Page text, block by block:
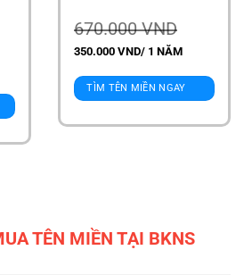
670.000 VND
350.000 VND/ 1 NĂM
TÌM TÊN MIỀN NGAY
TÊN MIỀN TẠI BKNS